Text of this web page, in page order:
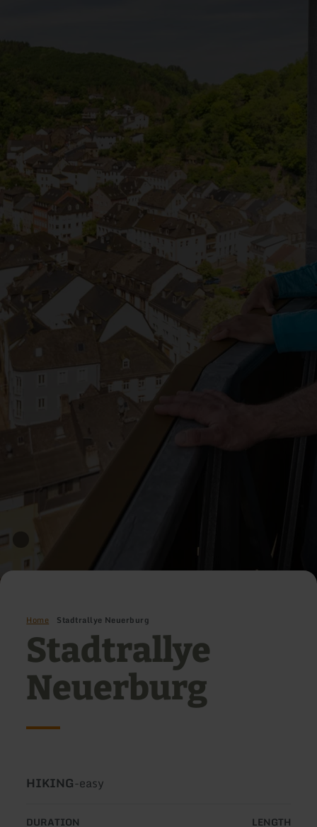
Home Stadtrallye Neuerburg
Stadtrallye
Neuerburg
Type
tour:
HIKING-Difficulty:
easy
DURATION LENGTH